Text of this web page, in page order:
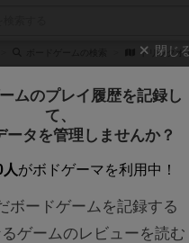
トリックオ
トリックオアトリック
次のおすすめボードゲーム
3
閉じ
ムのプレイ履歴を記録し
て、
ータを管理しませんか？
がボドゲーマを利用中！
ボードゲームを記録する
ゲームのレビューを読む